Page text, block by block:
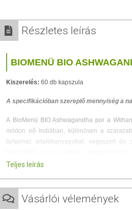
Részletes leírás
BIOMENÜ BIO
Kiszerelés: 60 db kapszula
A specifikációban szereplő mennyiség a
A BioMenü BIO Ashwagandha por a
módon nő Indiában, különösen a
tartalmaz adalékanyagokat, vegyszert és
vagy indiai ginsengnek is nevezik, bár
Az ashwagandha számos hasznos
aminosavakat és különböző cukrokat.
Teljes leírás
Vásárlói vélemények